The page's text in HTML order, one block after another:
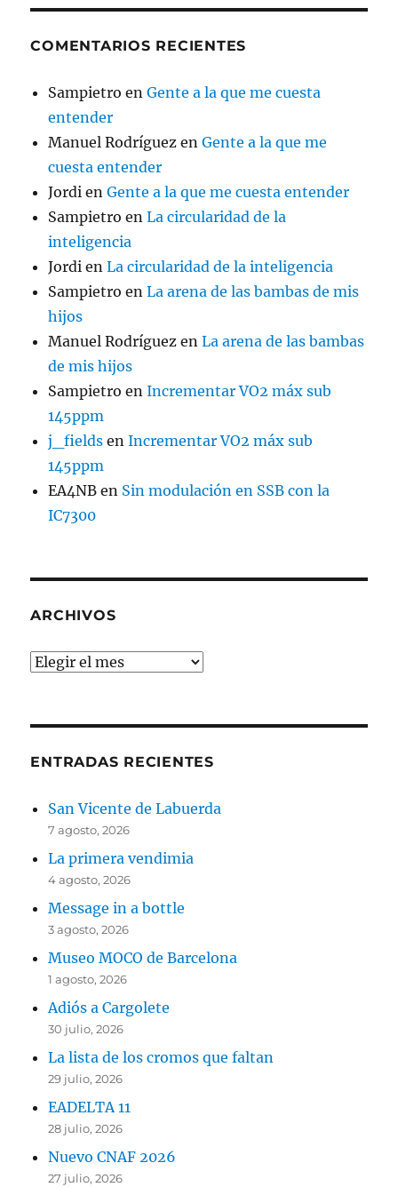
COMENTARIOS RECIENTES
Sampietro enGente a la que me cuesta
entender
Manuel Rodríguez enGente a la que me
cuesta entender
Jordi enGente a la que me cuesta entender
Sampietro enLa circularidad de la
inteligencia
Jordi enLa circularidad de la inteligencia
Sampietro enLa arena de las bambas de mis
hijos
Manuel Rodríguez enLa arena de las bambas
de mis hijos
Sampietro enIncrementar VO2 máx sub
145ppm
j_fields enIncrementar VO2 máx sub
145ppm
EA4NB en Sin modulación en SSB con la
IC7300
ARCHIVOS
Archivos
ENTRADAS RECIENTES
San Vicente de Labuerda
7 agosto, 2026
La primera vendimia
4 agosto, 2026
Message in a bottle
3 agosto, 2026
Museo MOCO de Barcelona
1 agosto, 2026
Adiós a Cargolete
30 julio, 2026
La lista de los cromos que faltan
29 julio, 2026
EADELTA 11
28 julio, 2026
Nuevo CNAF 2026
27 julio, 2026